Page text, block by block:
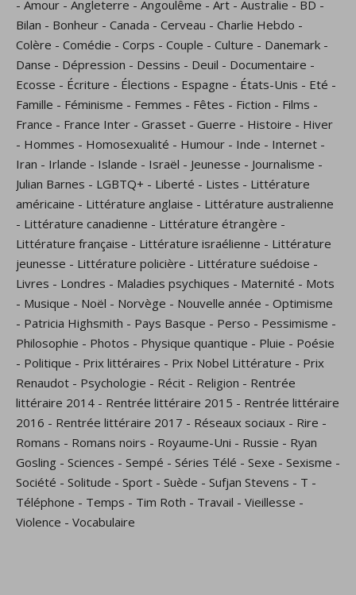
- Amour - Angleterre - Angoulême - Art - Australie - BD -
Bilan - Bonheur - Canada - Cerveau - Charlie Hebdo -
Colère - Comédie - Corps - Couple - Culture - Danemark -
Danse - Dépression - Dessins - Deuil - Documentaire -
Ecosse - Écriture - Élections - Espagne - États-Unis - Eté -
Famille - Féminisme - Femmes - Fêtes - Fiction - Films -
France - France Inter - Grasset - Guerre - Histoire - Hiver
- Hommes - Homosexualité - Humour - Inde - Internet -
Iran - Irlande - Islande - Israël - Jeunesse - Journalisme -
Julian Barnes - LGBTQ+ - Liberté - Listes - Littérature
américaine - Littérature anglaise - Littérature australienne
- Littérature canadienne - Littérature étrangère -
Littérature française - Littérature israélienne - Littérature
jeunesse - Littérature policière - Littérature suédoise -
Livres - Londres - Maladies psychiques - Maternité - Mots
- Musique - Noël - Norvège - Nouvelle année - Optimisme
- Patricia Highsmith - Pays Basque - Perso - Pessimisme -
Philosophie - Photos - Physique quantique - Pluie - Poésie
- Politique - Prix littéraires - Prix Nobel Littérature - Prix
Renaudot - Psychologie - Récit - Religion - Rentrée
littéraire 2014 - Rentrée littéraire 2015 - Rentrée littéraire
2016 - Rentrée littéraire 2017 - Réseaux sociaux - Rire -
Romans - Romans noirs - Royaume-Uni - Russie - Ryan
Gosling - Sciences - Sempé - Séries Télé - Sexe - Sexisme -
Société - Solitude - Sport - Suède - Sufjan Stevens - T -
Téléphone - Temps - Tim Roth - Travail - Vieillesse -
Violence - Vocabulaire